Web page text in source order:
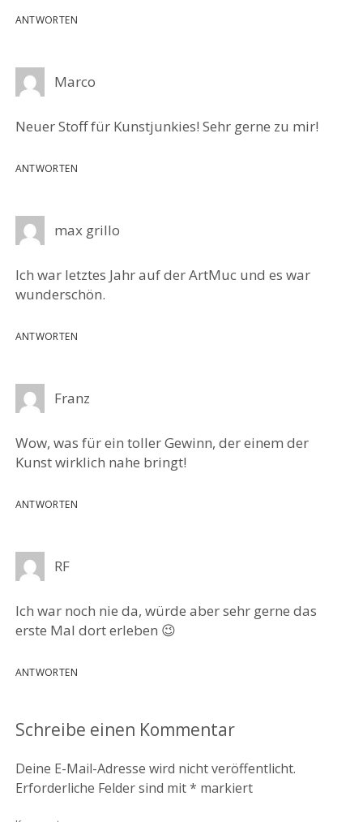
ANTWORTEN
Marco
Neuer Stoff für Kunstjunkies! Sehr gerne zu mir!
ANTWORTEN
max grillo
Ich war letztes Jahr auf der ArtMuc und es war
wunderschön.
ANTWORTEN
Franz
Wow, was für ein toller Gewinn, der einem der
Kunst wirklich nahe bringt!
ANTWORTEN
RF
Ich war noch nie da, würde aber sehr gerne das
erste Mal dort erleben 😉
ANTWORTEN
Schreibe einen Kommentar
Deine E-Mail-Adresse wird nicht veröffentlicht.
Erforderliche Felder sind mit* markiert